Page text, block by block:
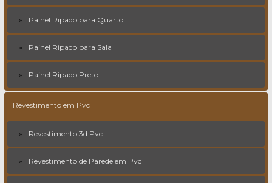
Painel Ripado para Quarto
Painel Ripado para Sala
Painel Ripado Preto
Revestimento em Pvc
Revestimento 3d Pvc
Revestimento de Parede em Pvc